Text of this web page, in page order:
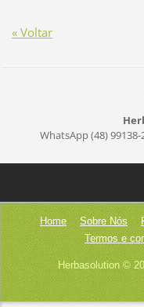
« Voltar
WhatsApp (48) 99138-
Home Sobre Nós
Termos e
Herbasolution ©